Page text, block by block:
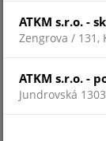
ATKM s.r.o. -
Zengrova / 131,
ATKM s.r.o. -
Jundrovská